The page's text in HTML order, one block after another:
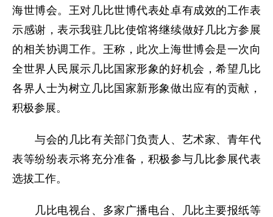
海世博会。王对几比世博代表处卓有成效的工作表
示感谢，表示我驻几比使馆将继续做好几比方参展
的相关协调工作。王称，此次上海世博会是一次向
全世界人民展示几比国家形象的好机会，希望几比
各界人士为树立几比国家新形象做出应有的贡献，
积极参展。
与会的几比有关部门负责人、艺术家、青年代
表等纷纷表示将充分准备，积极参与几比参展代表
选拔工作。
几比电视台、多家广播电台、几比主要报纸等